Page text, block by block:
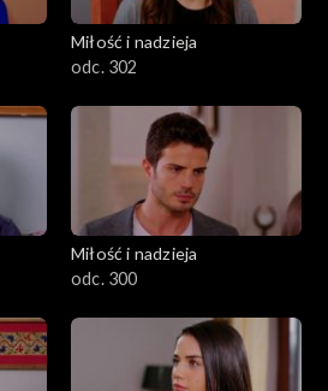
Miłość i nadzieja
odc. 302
Miłość i nadzieja
odc. 300